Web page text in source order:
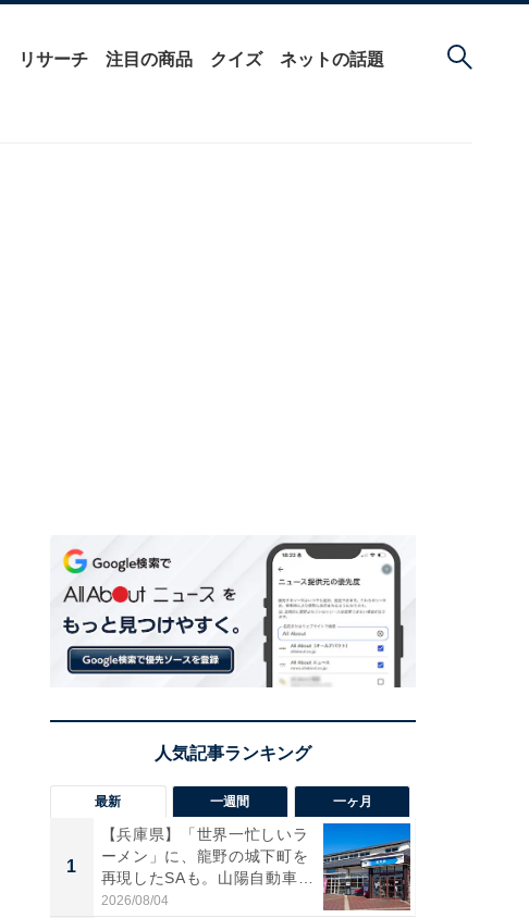
リサーチ 注目の商品 クイズ ネットの話題
最新 一週間 一ヶ月
1
【兵庫県】「世界一忙しいラ
ーメン」に、龍野の城下町を
再現したSAも。山陽自動車
道...
2026/08/04